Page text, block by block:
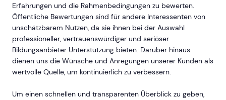
Erfahrungen und die Rahmenbedingungen zu bewerten.
Öffentliche Bewertungen sind für andere Interessenten von
unschätzbarem Nutzen, da sie ihnen bei der Auswahl
professioneller, vertrauenswürdiger und seriöser
Bildungsanbieter Unterstützung bieten. Darüber hinaus
dienen uns die Wünsche und Anregungen unserer Kunden als
wertvolle Quelle, um kontinuierlich zu verbessern.
Um einen schnellen und transparenten Überblick zu geben,